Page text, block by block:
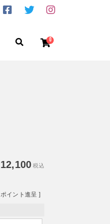
0
12,100 税込
ポイント進呈 ]